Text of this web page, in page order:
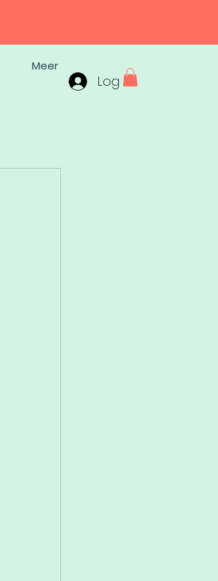
Meer
Log In